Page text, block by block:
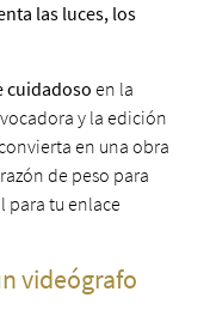
las luces, los
cuidadoso en la
y la edición
en una obra
de peso para
para tu enlace
videógrafo